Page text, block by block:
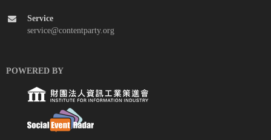
Service
service@contentparty.org
POWERED BY